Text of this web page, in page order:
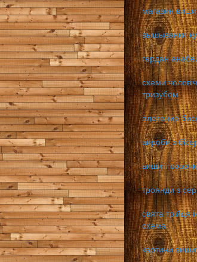
магазин
вышыванки
гердан
схеми
тризубом
плетение
вироби з
вишиті
троянди з
свята трійця
схема
картини